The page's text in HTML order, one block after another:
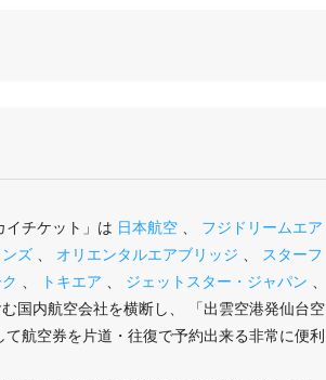
イチケット」は 日本航空
フジドリームエア
ズ オリエンタルエアブリッジ
スターフ
トキエア ジェットスター・ジャパン
国内航空会社を横断し、 「出雲空港発仙台空
航空券を片道・往復で予約出来る非常に便利